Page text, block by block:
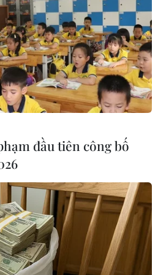
tại New Delhi, Ấn Độ ngày 2/11
đánh chặn tầm thấp và tiêu
đạn đạo đang bay tới trên
đầu tiên công bố